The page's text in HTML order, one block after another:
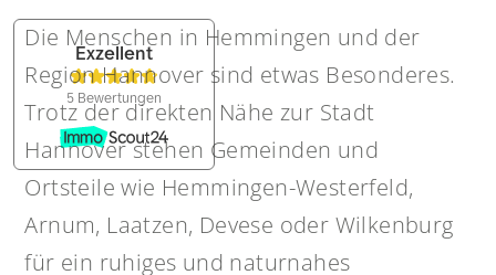
Die Menschen in Hemmingen und der
Region Hannover sind etwas Besonderes.
Trotz der direkten Nähe zur Stadt
Hannover stehen Gemeinden und
Ortsteile wie Hemmingen-Westerfeld,
Arnum, Laatzen, Devese oder Wilkenburg
für ein ruhiges und naturnahes